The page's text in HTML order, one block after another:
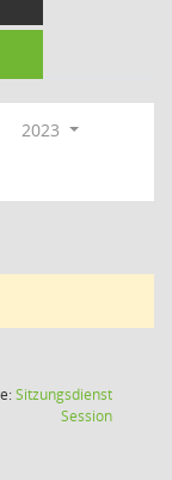
2023
Sitzungsdienst
Session(Wird in